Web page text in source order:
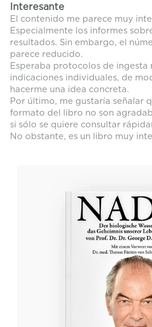
Interesante
El contenido me parece muy
Especialmente los informes
resultados. Sin embargo, el
parece reducido.
Esperaba protocolos de ingesta
indicaciones individuales, de
hacerme una idea concreta.
Por último, me gustaría señalar
formato del libro no son
si sólo se quiere consultar
No obstante, es un libro muy